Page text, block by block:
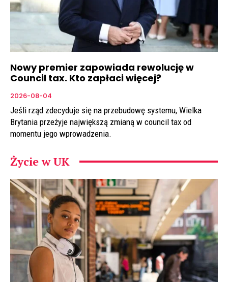
Nowy premier zapowiada rewolucję w
Council tax. Kto zapłaci więcej?
2026-08-04
Jeśli rząd zdecyduje się na przebudowę systemu, Wielka
Brytania przeżyje największą zmianą w council tax od
momentu jego wprowadzenia.
Życie w UK